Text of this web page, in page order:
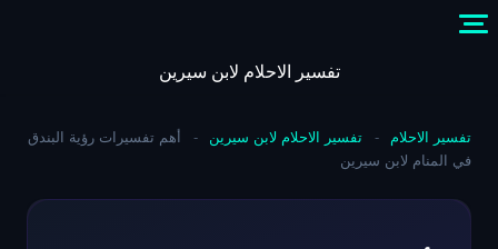
content
تفسير الاحلام لابن سيرين
تفسير الاحلام - تفسير الاحلام لابن سيرين -
أهم تفسيرات رؤية البندق
في المنام لابن سيرين